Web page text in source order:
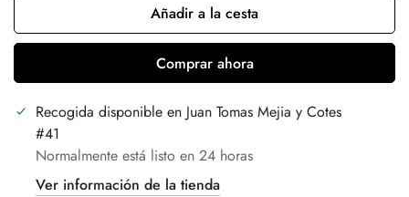
Añadir a la cesta
Comprar ahora
Recogida disponible en Juan Tomas Mejia y Cotes
#41
Normalmente está listo en 24 horas
Ver información de la tienda
No, I'm not Yes, I am